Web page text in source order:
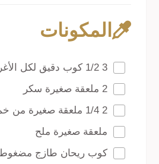
المكونات
3 1/2 كوب دقيق لكل الأغراض
2 ملعقة صغيرة سكر
2 1/4 ملعقة صغيرة من خميرة Saf-Instant
ملعقة صغيرة ملح
كوب ريحان طازج مضغوط